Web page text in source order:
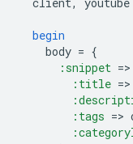
begin
body = {
:snippet =>
:title =>
:tags =>